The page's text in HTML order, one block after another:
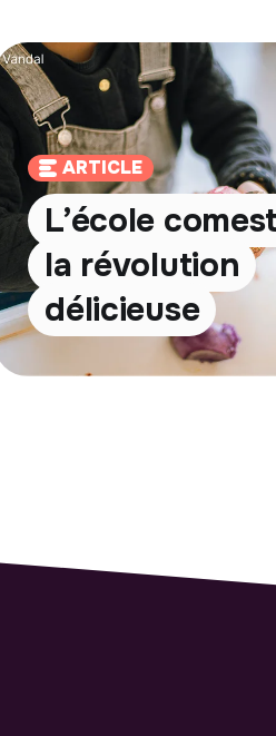
ARTICLE
L’école
la révolution
délicieuse